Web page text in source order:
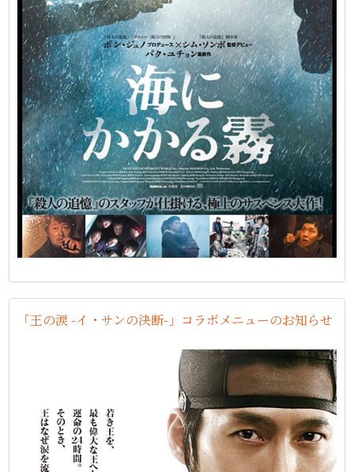
「王の涙 -イ・サンの決断-」コラボメニューのお知らせ